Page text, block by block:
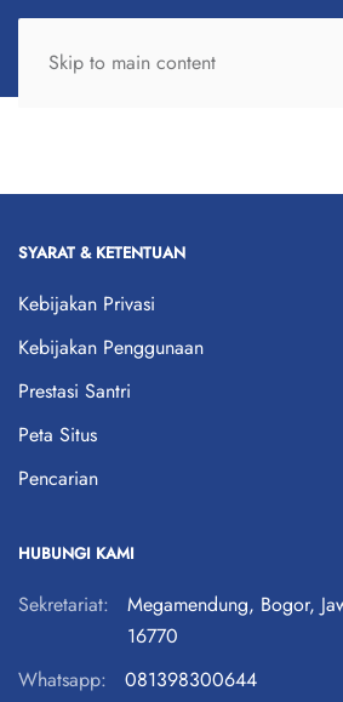
Skip to main content
SYARAT & KETENTUAN
Kebijakan Privasi
Kebijakan Penggunaan
Prestasi Santri
Peta Situs
Pencarian
HUBUNGI KAMI
Sekretariat:
Megamendung, Bogor,
16770
Whatsapp:
081398300644